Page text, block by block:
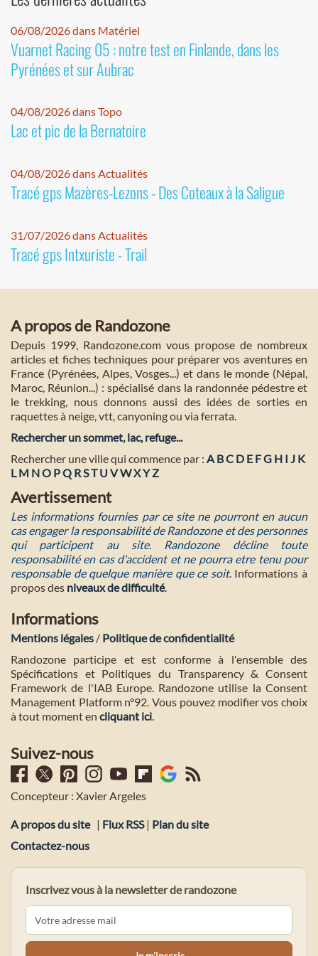
06/08/2026 dans Matériel
Vuarnet Racing 05 : notre test en Finlande, dans les
Pyrénées et sur Aubrac
04/08/2026 dans Topo
Lac et pic de la Bernatoire
04/08/2026 dans Actualités
Tracé gps Mazères-Lezons - Des Coteaux à la Saligue
31/07/2026 dans Actualités
Tracé gps Intxuriste - Trail
A propos de Randozone
Depuis 1999, Randozone.com vous propose de nombreux
articles et fiches techniques pour préparer vos aventures en
France (Pyrénées, Alpes, Vosges...) et dans le monde (Népal,
Maroc, Réunion...) : spécialisé dans la randonnée pédestre et
le trekking, nous donnons aussi des idées de sorties en
raquettes à neige, vtt, canyoning ou via ferrata.
Rechercher un sommet, lac, refuge...
Rechercher une ville qui commence par : A BC D E FG H I J K
L M NO PQ R ST U VWXY Z
Avertissement
Les informations fournies par ce site ne pourront en aucun
cas engager la responsabilité de Randozone et des personnes
qui participent au site. Randozone décline toute
responsabilité en cas d'accident et ne pourra etre tenu pour
responsable de quelque manière que ce soit. Informations à
propos des niveaux de difficulté.
Informations
Mentions légales / Politique de confidentialité
Randozone participe et est conforme à l'ensemble des
Spécifications et Politiques du Transparency & Consent
Framework de l'IAB Europe. Randozone utilise la Consent
Management Platform n°92. Vous pouvez modifier vos choix
à tout moment en cliquant ici
Suivez-nous
Concepteur : Xavier Argeles
A propos du site | Flux RSS| Plan du site
Contactez-nous
Inscrivez vous à la newsletter de randozone